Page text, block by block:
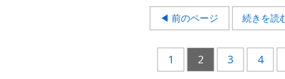
◀ 前のページ 続きを読
1 2 3 4